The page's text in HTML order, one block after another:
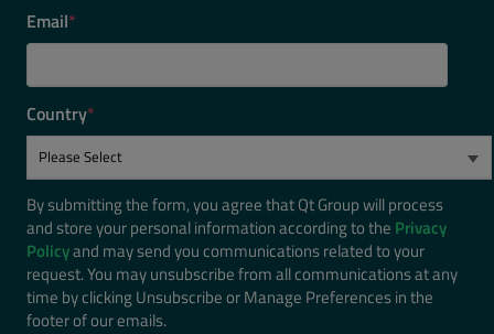
Email*
Country*
By submitting the form, you agree that Qt Group will process
and store your personal information according to the Privacy
Policyand may send you communications related to your
request. You may unsubscribe from all communications at any
time by clicking Unsubscribe or Manage Preferences in the
footer of our emails.